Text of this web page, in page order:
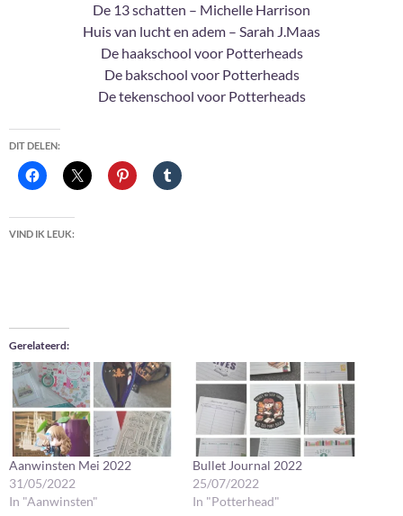
De 13 schatten – Michelle Harrison
Huis van lucht en adem – Sarah J.Maas
De haakschool voor Potterheads
De bakschool voor Potterheads
De tekenschool voor Potterheads
DIT DELEN:
VIND IK LEUK:
Gerelateerd
Aanwinsten Mei 2022
31/05/2022
In "Aanwinsten"
Bullet Journal 2022
25/07/2022
In "Potterhead"